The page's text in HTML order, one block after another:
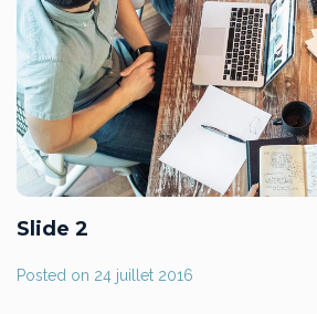
Slide 2
Posted on 24 juillet 2016